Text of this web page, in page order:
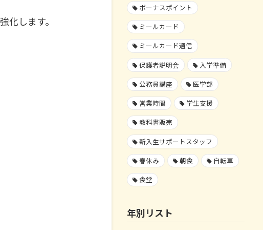
化します。
ボーナスポイント
ミールカード
ミールカード通信
保護者説明会
入学準備
公務員講座
医学部
営業時間
学生支援
教科書販売
新入生サポートスタッフ
春休み
朝食
自転車
食堂
年別リスト